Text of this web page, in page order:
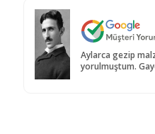
Aylarca gezip
yorulmuştum.